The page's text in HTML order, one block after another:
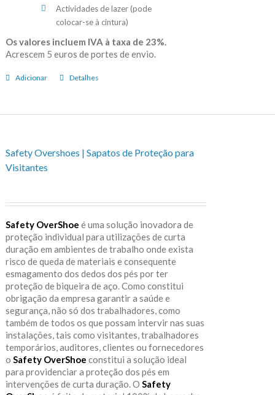
Actividades de lazer (pode
colocar-se à cintura)
Os valores incluem IVA à taxa de 23%.
Acrescem 5 euros de portes de envio.
Adicionar Detalhes
Safety Overshoes | Sapatos de Proteção para
Visitantes
Safety OverShoe é uma solução inovadora de
proteção individual para utilizações de curta
duração em ambientes de trabalho onde exista
risco de queda de materiais e consequente
esmagamento dos dedos dos pés por ter
proteção de biqueira de aço. Como constitui
obrigação da empresa garantir a saúde e
segurança, não só dos trabalhadores, como
também de todos os que possam intervir nas suas
instalações, tais como visitantes, trabalhadores
temporários, auditores, clientes ou fornecedores
o Safety OverShoe constitui a solução ideal
para providenciar a proteção dos pés em
intervenções de curta duração. O Safety